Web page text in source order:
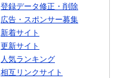
登録データ修正・削除
広告・スポンサー募集
新着サイト
更新サイト
人気ランキング
相互リンクサイト